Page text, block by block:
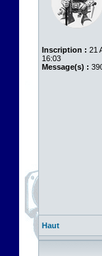
Inscription : 21
16:03
Message(s) :
Haut